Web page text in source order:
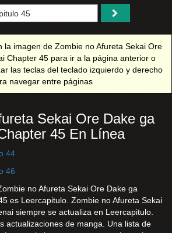
la imagen de Zombie no Afureta Sekai Ore
Chapter 45 para ir a la página anterior o
las teclas del teclado izquierdo y derecho
navegar entre páginas
Sekai Ore Dake ga
45 En Línea
44
46
no Afureta Sekai Ore Dake ga
es Leercapitulo. Zombie no Afureta Sekai
siempre se actualiza en Leercapitulo.
actualizaciones de manga. Una lista de